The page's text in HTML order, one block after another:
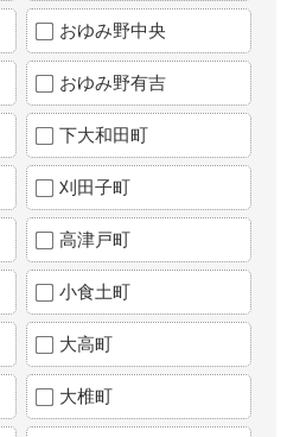
おゆみ野中央
おゆみ野有吉
下大和田町
刈田子町
高津戸町
小食土町
大高町
大椎町